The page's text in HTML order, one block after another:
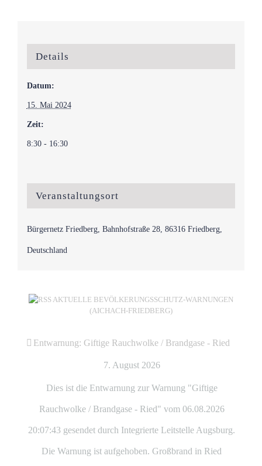
Details
Datum:
15. Mai 2024
Zeit:
8:30 - 16:30
Veranstaltungsort
Bürgernetz Friedberg, Bahnhofstraße 28, 86316 Friedberg,
Deutschland
AKTUELLE BEVÖLKERUNGSSCHUTZ-WARNUNGEN
(AICHACH-FRIEDBERG)
Entwarnung: Giftige Rauchwolke / Brandgase - Ried
7. August 2026
Dies ist die Entwarnung zur Warnung "Giftige
Rauchwolke / Brandgase - Ried" vom 06.08.2026
20:07:43 gesendet durch Integrierte Leitstelle Augsburg.
Die Warnung ist aufgehoben. Großbrand in Ried